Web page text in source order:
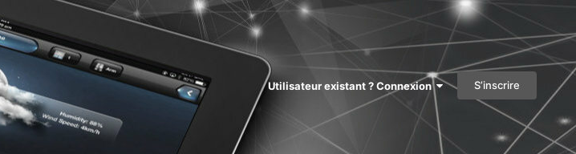
Utilisateur existant ? Connexion S’inscrire